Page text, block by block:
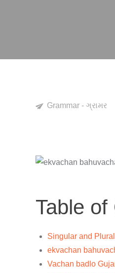
Grammar - ગ્રામર
Table of
Singular and
ekvachan
Vachan badlo